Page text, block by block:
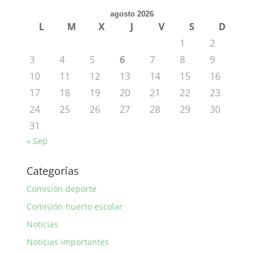
agosto 2026
L M X J V S
D
1
2
3
4 5 6 7 8
9
10
11 12 13 14 15
16
17
18 19 20 21 22
23
24
25 26 27 28 29
30
31
« Sep
Categorías
Comisión deporte
Comisión huerto escolar
Noticias
Noticias importantes